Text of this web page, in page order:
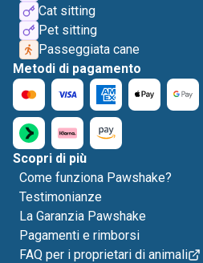
Cat sitting
Pet sitting
Passeggiata cane
Metodi di pagamento
Scopri di più
Come funziona Pawshake?
Testimonianze
La Garanzia Pawshake
Pagamenti e rimborsi
FAQ per i proprietari di animali